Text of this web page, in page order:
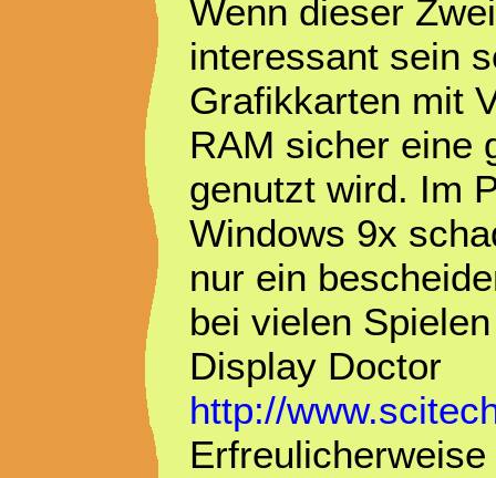
Wenn dieser
interessant sein
Grafikkarten mit
RAM sicher eine
genutzt wird. Im
Windows 9x
nur ein
bei vielen
Display Doctor
http://